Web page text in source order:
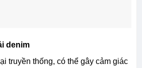
denim
truyền thống, có thể gây cảm giác